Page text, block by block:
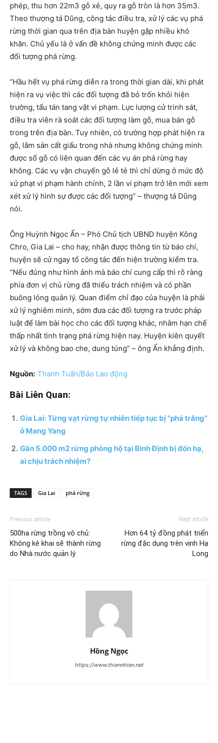
phép, thu hơn 22m3 gỗ xẻ, quy ra gỗ tròn là hơn 35m3.
Theo thượng tá Dũng, công tác điều tra, xử lý các vụ phá
rừng thời gian qua trên địa bàn huyện gặp nhiều khó
khăn. Chủ yếu là ở vấn đề không chứng minh được các
đối tượng phá rừng.
“Hầu hết vụ phá rừng diễn ra trong thời gian dài, khi phát
hiện ra vụ việc thì các đối tượng đã bỏ trốn khỏi hiện
trường, tẩu tán tang vật vi phạm. Lực lượng cử trinh sát,
điều tra viên rà soát các đối tượng làm gỗ, mua bán gỗ
trong trên địa bàn. Tuy nhiên, có trường hợp phát hiện ra
gỗ, lâm sản cất giấu trong nhà nhưng không chứng minh
được số gỗ có liên quan đến các vụ án phá rừng hay
không. Các vụ vận chuyển gỗ lẻ tẻ thì chỉ dừng ở mức độ
xử phạt vi phạm hành chính, 2 lần vi phạm trở lên mới xem
xét xử lý hình sự được các đối tượng” – thượng tá Dũng
nói.
Ông Huỳnh Ngọc Ẩn – Phó Chủ tịch UBND huyện Kông
Chro, Gia Lai – cho hay, nhận được thông tin từ báo chí,
huyện sẽ cử ngay tổ công tác đến hiện trường kiểm tra.
“Nếu đúng như hình ảnh mà báo chí cung cấp thì rõ ràng
phía đơn vị chủ rừng đã thiếu trách nhiệm và có phần
buông lỏng quản lý. Quan điểm chỉ đạo của huyện là phải
xử lý nghiêm minh, sớm đưa các đối tượng ra trước pháp
luật để làm bài học cho các đối tượng khác, nhằm hạn chế
thấp nhất tình trạng phá rừng hiện nay. Huyện kiên quyết
xử lý và không bao che, dung túng” – ông Ẩn khẳng định.
Nguồn: Thanh Tuấn/Báo Lao động
Bài Liên Quan:
Gia Lai: Từng vạt rừng tự nhiên tiếp tục bị “phá trắng”
ở Mang Yang
Gần 5.000 m2 rừng phòng hộ tại Bình Định bị đốn hạ,
ai chịu trách nhiệm?
TAGS Gia Lai phá rừng
Previous article
500ha rừng trồng vô chủ:
Không kê khai sẽ thành rừng
do Nhà nước quản lý
Next article
Hơn 64 tỷ đồng phát triển
rừng đặc dụng trên vịnh Hạ
Long
Hồng Ngọc
https://www.thiennhien.net